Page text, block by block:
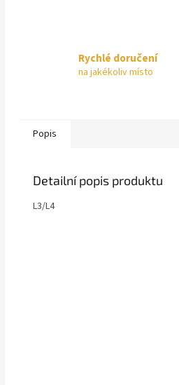
Rychlé doručení
na jakékoliv místo
Popis
Detailní popis produktu
L3/L4